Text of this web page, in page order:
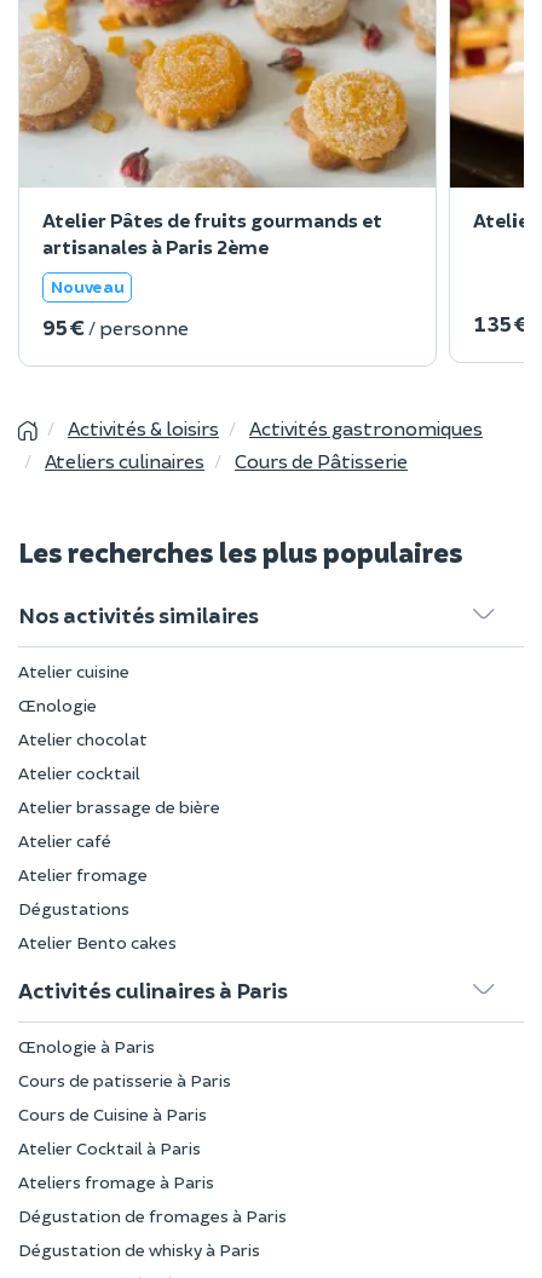
Atelier Pâtes de fruits gourmands et
artisanales à Paris 2ème
Nouveau
95 € / personne
Atelier
135 €
Activités & loisirs
Activités gastronomiques
Ateliers culinaires
Cours de Pâtisserie
Les recherches les plus populaires
Nos activités similaires
Atelier cuisine
Œnologie
Atelier chocolat
Atelier cocktail
Atelier brassage de bière
Atelier café
Atelier fromage
Dégustations
Atelier Bento cakes
Activités culinaires à Paris
Œnologie à Paris
Cours de patisserie à Paris
Cours de Cuisine à Paris
Atelier Cocktail à Paris
Ateliers fromage à Paris
Dégustation de fromages à Paris
Dégustation de whisky à Paris